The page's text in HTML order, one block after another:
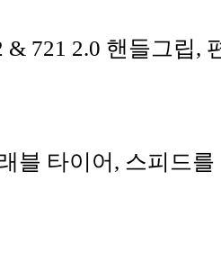
721 2.0 핸들그립,
블 타이어, 스피드를